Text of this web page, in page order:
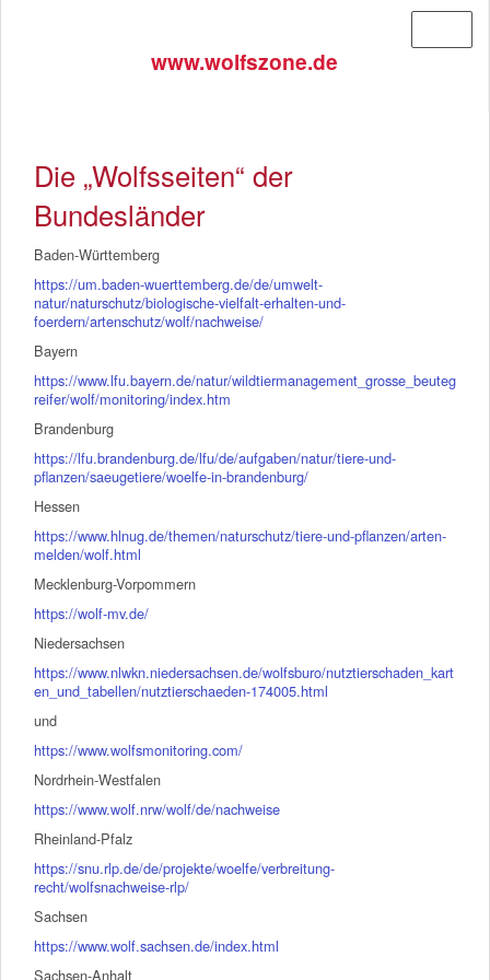
www.wolfszone.de
Die „Wolfsseiten“ der
Bundesländer
Baden-Württemberg
https://um.baden-wuerttemberg.de/de/umwelt-
natur/naturschutz/biologische-vielfalt-erhalten-und-
foerdern/artenschutz/wolf/nachweise/
Bayern
https://www.lfu.bayern.de/natur/wildtiermanagement_grosse_beuteg
reifer/wolf/monitoring/index.htm
Brandenburg
https://lfu.brandenburg.de/lfu/de/aufgaben/natur/tiere-und-
pflanzen/saeugetiere/woelfe-in-brandenburg/
Hessen
https://www.hlnug.de/themen/naturschutz/tiere-und-pflanzen/arten-
melden/wolf.html
Mecklenburg-Vorpommern
https://wolf-mv.de/
Niedersachsen
https://www.nlwkn.niedersachsen.de/wolfsburo/nutztierschaden_kart
en_und_tabellen/nutztierschaeden-174005.html
und
https://www.wolfsmonitoring.com/
Nordrhein-Westfalen
https://www.wolf.nrw/wolf/de/nachweise
Rheinland-Pfalz
https://snu.rlp.de/de/projekte/woelfe/verbreitung-
recht/wolfsnachweise-rlp/
Sachsen
https://www.wolf.sachsen.de/index.html
Sachsen-Anhalt